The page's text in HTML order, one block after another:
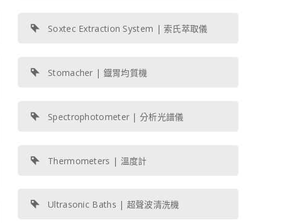
Soxtec Extraction System | 索氏萃取儀
Stomacher | 鐡胃均質機
Spectrophotometer | 分析光譜儀
Thermometers | 溫度計
Ultrasonic Baths | 超聲波清洗機